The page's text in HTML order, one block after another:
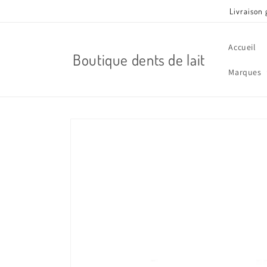
Livraison
Boutique dents de lait
Accueil
Marques